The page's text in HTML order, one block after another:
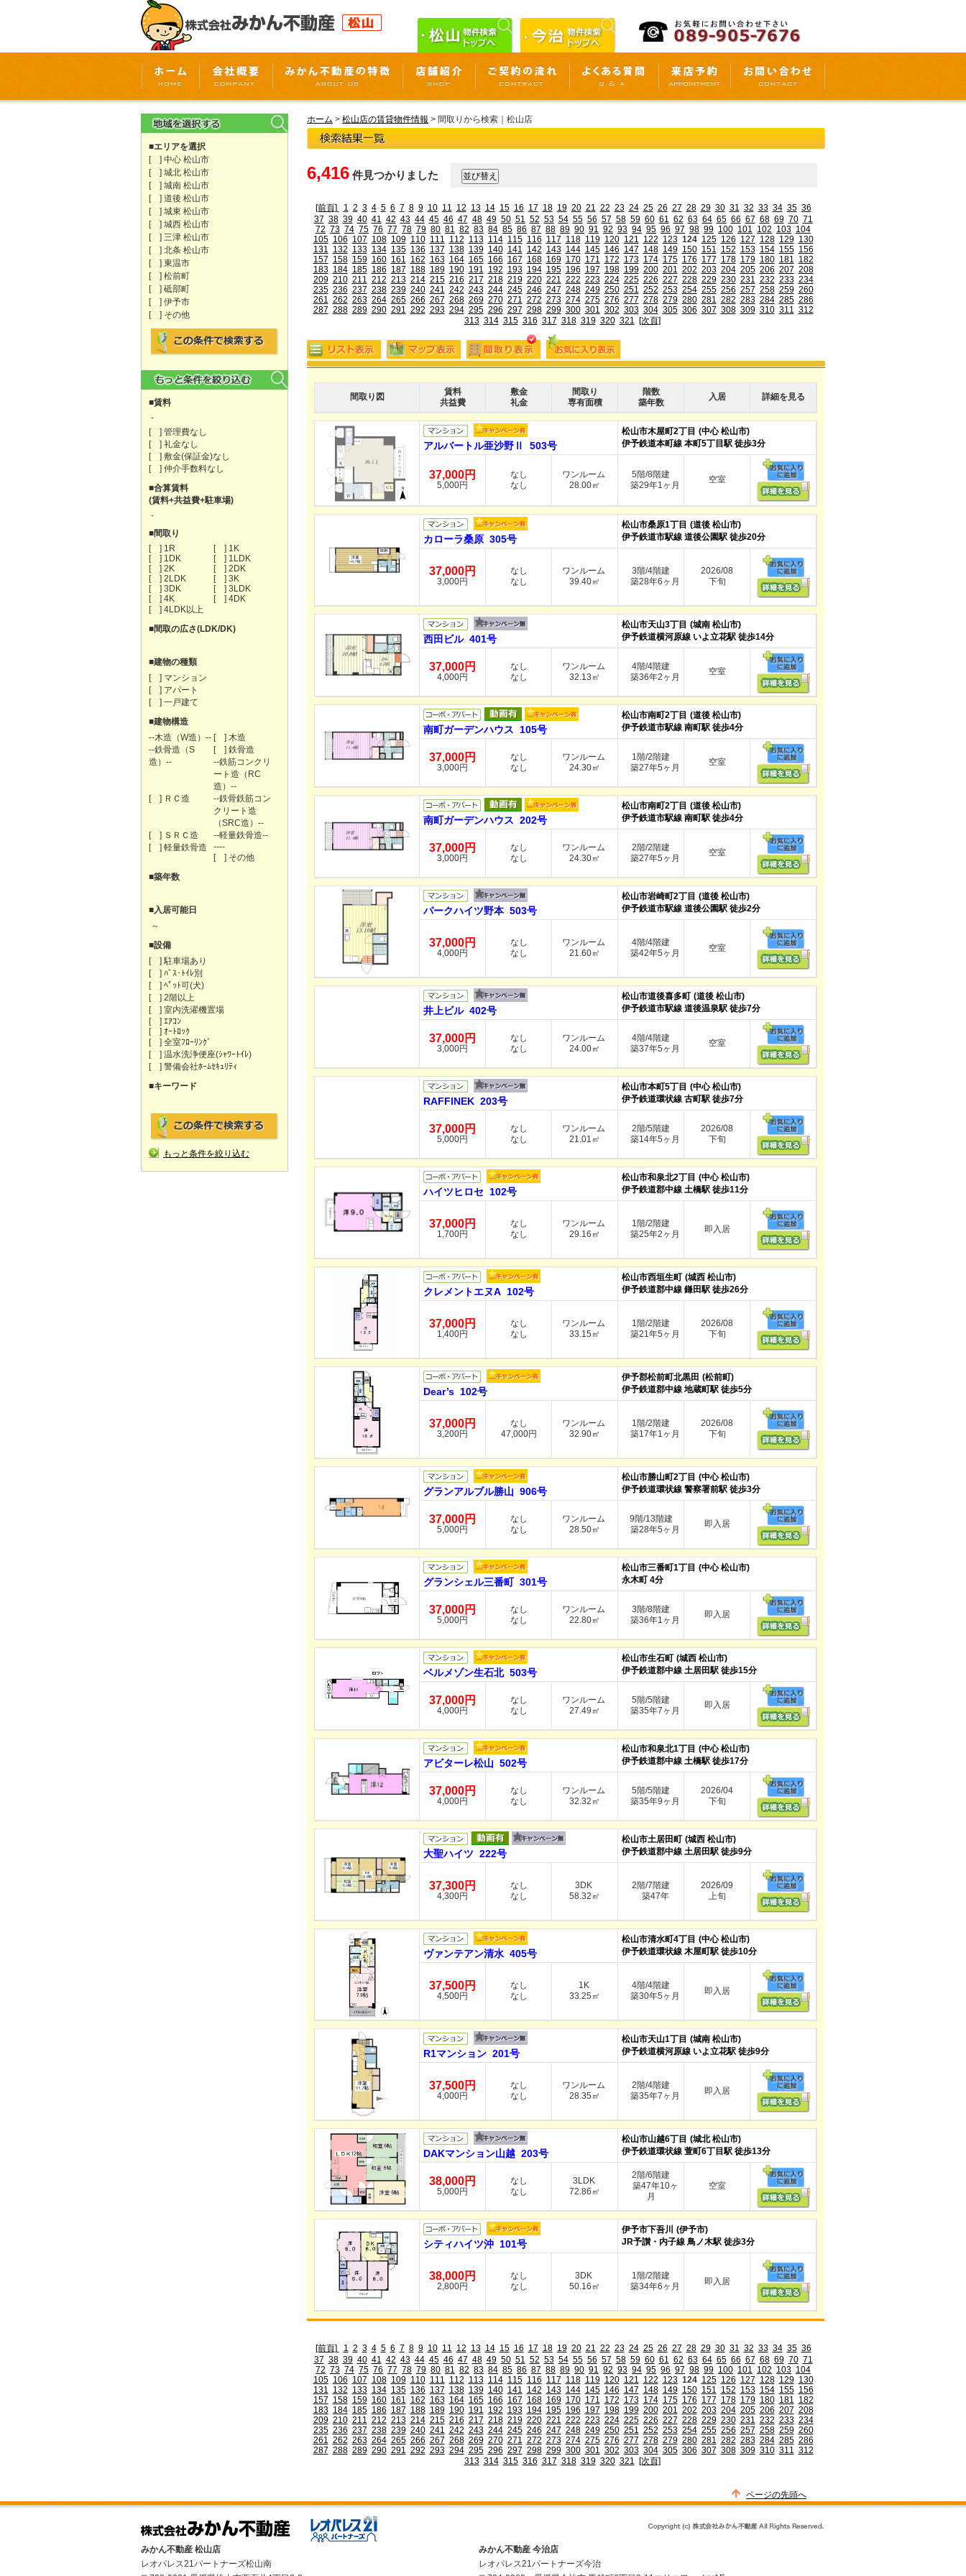
■エリアを選択
[ ] 中心 松山市
[ ] 城北 松山市
[ ] 城南 松山市
[ ] 道後 松山市
[ ] 城東 松山市
[ ] 城西 松山市
[ ] 三津 松山市
[ ] 北条 松山市
[ ] 東温市
[ ] 松前町
[ ] 砥部町
[ ] 伊予市
[ ] その他
■賃料
-
[ ] 管理費なし
[ ] 礼金なし
[ ] 敷金(保証金)なし
[ ] 仲介手数料なし
■合算賃料
(賃料+共益費+駐車場)
-
■間取り
[ ] 1R
[ ] 1K
[ ] 1DK
[ ] 1LDK
[ ] 2K
[ ] 2DK
[ ] 2LDK
[ ] 3K
[ ] 3DK
[ ] 3LDK
[ ] 4K
[ ] 4DK
[ ] 4LDK以上
■間取の広さ(LDK/DK)
■建物の種類
[ ] マンション
[ ] アパート
[ ] 一戸建て
■建物構造
--木造（W造）-- [ ] 木造
--鉄骨造（S
造）--
[ ] 鉄骨造
--鉄筋コンクリ
ート造（RC
造）--
[ ] ＲＣ造
--鉄骨鉄筋コン
クリート造
（SRC造）--
[ ] ＳＲＣ造
--軽量鉄骨造--
[ ] 軽量鉄骨造
----
[ ] その他
■築年数
■入居可能日
～
■設備
[ ] 駐車場あり
[ ] ﾊﾞｽ･ﾄｲﾚ別
[ ] ﾍﾟｯﾄ可(犬)
[ ] 2階以上
[ ] 室内洗濯機置場
[ ] ｴｱｺﾝ
[ ] ｵｰﾄﾛｯｸ
[ ] 全室ﾌﾛｰﾘﾝｸﾞ
[ ] 温水洗浄便座(ｼｬﾜｰﾄｲﾚ)
[ ] 警備会社ﾎｰﾑｾｷｭﾘﾃｨ
■キーワード
もっと条件を絞り込む
ホーム > 松山店の賃貸物件情報 > 間取りから検索｜松山店
6,416 件見つかりました
[前頁] 1 2 3 4 5 6 7 8 9 10 11 12 13 14 15 16 17 18 19 20 21 22 23 24 25 26 27 28 29 30 31 32 33 34 35 36
37 38 39 40 41 42 43 44 45 46 47 48 49 50 51 52 53 54 55 56 57 58 59 60 61 62 63 64 65 66 67 68 69 70 71
72 73 74 75 76 77 78 79 80 81 82 83 84 85 86 87 88 89 90 91 92 93 94 95 96 97 98 99 100 101 102 103 104
105 106 107 108 109 110 111 112 113 114 115 116 117 118 119 120 121 122 123 124 125 126 127 128 129 130
131 132 133 134 135 136 137 138 139 140 141 142 143 144 145 146 147 148 149 150 151 152 153 154 155 156
157 158 159 160 161 162 163 164 165 166 167 168 169 170 171 172 173 174 175 176 177 178 179 180 181 182
183 184 185 186 187 188 189 190 191 192 193 194 195 196 197 198 199 200 201 202 203 204 205 206 207 208
209 210 211 212 213 214 215 216 217 218 219 220 221 222 223 224 225 226 227 228 229 230 231 232 233 234
235 236 237 238 239 240 241 242 243 244 245 246 247 248 249 250 251 252 253 254 255 256 257 258 259 260
261 262 263 264 265 266 267 268 269 270 271 272 273 274 275 276 277 278 279 280 281 282 283 284 285 286
287 288 289 290 291 292 293 294 295 296 297 298 299 300 301 302 303 304 305 306 307 308 309 310 311 312
313 314 315 316 317 318 319 320 321 [次頁]
間取り図
賃料
共益費
敷金
礼金
間取り
専有面積
階数
築年数
入居 詳細を見る
アルバートル亜沙野Ⅱ 503号
松山市木屋町2丁目 (中心 松山市)
伊予鉄道本町線 本町5丁目駅 徒歩3分
37,000円
5,000円
なし
なし
ワンルーム
28.00㎡
5階/8階建
築29年1ヶ月
空室
カローラ桑原 305号
松山市桑原1丁目 (道後 松山市)
伊予鉄道市駅線 道後公園駅 徒歩20分
37,000円
3,000円
なし
なし
ワンルーム
39.40㎡
3階/4階建
築28年6ヶ月
2026/08
下旬
西田ビル 401号
松山市天山3丁目 (城南 松山市)
伊予鉄道横河原線 いよ立花駅 徒歩14分
37,000円
4,000円
なし
なし
ワンルーム
32.13㎡
4階/4階建
築36年2ヶ月
空室
南町ガーデンハウス 105号
松山市南町2丁目 (道後 松山市)
伊予鉄道市駅線 南町駅 徒歩4分
37,000円
3,000円
なし
なし
ワンルーム
24.30㎡
1階/2階建
築27年5ヶ月
空室
南町ガーデンハウス 202号
松山市南町2丁目 (道後 松山市)
伊予鉄道市駅線 南町駅 徒歩4分
37,000円
3,000円
なし
なし
ワンルーム
24.30㎡
2階/2階建
築27年5ヶ月
空室
パークハイツ野本 503号
松山市岩崎町2丁目 (道後 松山市)
伊予鉄道市駅線 道後公園駅 徒歩2分
37,000円
4,000円
なし
なし
ワンルーム
21.60㎡
4階/4階建
築42年5ヶ月
空室
井上ビル 402号
松山市道後喜多町 (道後 松山市)
伊予鉄道市駅線 道後温泉駅 徒歩7分
37,000円
3,000円
なし
なし
ワンルーム
24.00㎡
4階/4階建
築37年5ヶ月
空室
RAFFINEK 203号
松山市本町5丁目 (中心 松山市)
伊予鉄道環状線 古町駅 徒歩7分
37,000円
5,000円
なし
なし
ワンルーム
21.01㎡
2階/5階建
築14年5ヶ月
2026/08
下旬
ハイツヒロセ 102号
松山市和泉北2丁目 (中心 松山市)
伊予鉄道郡中線 土橋駅 徒歩11分
37,000円
1,700円
なし
なし
ワンルーム
29.16㎡
1階/2階建
築25年2ヶ月
即入居
クレメントエヌA 102号
松山市西垣生町 (城西 松山市)
伊予鉄道郡中線 鎌田駅 徒歩26分
37,000円
1,400円
なし
なし
ワンルーム
33.15㎡
1階/2階建
築21年5ヶ月
2026/08
下旬
Dear’s 102号
伊予郡松前町北黒田 (松前町)
伊予鉄道郡中線 地蔵町駅 徒歩5分
37,000円
3,200円
なし
47,000円
ワンルーム
32.90㎡
1階/2階建
築17年1ヶ月
2026/08
下旬
グランアルブル勝山 906号
松山市勝山町2丁目 (中心 松山市)
伊予鉄道環状線 警察署前駅 徒歩3分
37,000円
5,000円
なし
なし
ワンルーム
28.50㎡
9階/13階建
築28年5ヶ月
即入居
グランシェル三番町 301号
松山市三番町1丁目 (中心 松山市)
永木町 4分
37,000円
5,000円
なし
なし
ワンルーム
22.80㎡
3階/8階建
築36年1ヶ月
即入居
ベルメゾン生石北 503号
松山市生石町 (城西 松山市)
伊予鉄道郡中線 土居田駅 徒歩15分
37,000円
4,000円
なし
なし
ワンルーム
27.49㎡
5階/5階建
築35年7ヶ月
即入居
アビターレ松山 502号
松山市和泉北1丁目 (中心 松山市)
伊予鉄道郡中線 土橋駅 徒歩17分
37,000円
4,000円
なし
なし
ワンルーム
32.32㎡
5階/5階建
築35年9ヶ月
2026/04
下旬
大聖ハイツ 222号
松山市土居田町 (城西 松山市)
伊予鉄道郡中線 土居田駅 徒歩9分
37,300円
4,300円
なし
なし
3DK
58.32㎡
2階/7階建
築47年
2026/09
上旬
ヴァンテアン清水 405号
松山市清水町4丁目 (中心 松山市)
伊予鉄道環状線 木屋町駅 徒歩10分
37,500円
4,500円
なし
なし
1K
33.25㎡
4階/4階建
築30年5ヶ月
即入居
R1マンション 201号
松山市天山1丁目 (城南 松山市)
伊予鉄道横河原線 いよ立花駅 徒歩9分
37,500円
4,000円
なし
なし
ワンルーム
28.35㎡
2階/4階建
築35年7ヶ月
即入居
DAKマンション山越 203号
松山市山越6丁目 (城北 松山市)
伊予鉄道環状線 萱町6丁目駅 徒歩13分
38,000円
5,000円
なし
なし
3LDK
72.86㎡
2階/6階建
築47年10ヶ
月
空室
シティハイツ沖 101号
伊予市下吾川 (伊予市)
JR予讃・内子線 鳥ノ木駅 徒歩3分
38,000円
2,800円
なし
なし
3DK
50.16㎡
1階/2階建
築34年6ヶ月
即入居
[前頁] 1 2 3 4 5 6 7 8 9 10 11 12 13 14 15 16 17 18 19 20 21 22 23 24 25 26 27 28 29 30 31 32 33 34 35 36
37 38 39 40 41 42 43 44 45 46 47 48 49 50 51 52 53 54 55 56 57 58 59 60 61 62 63 64 65 66 67 68 69 70 71
72 73 74 75 76 77 78 79 80 81 82 83 84 85 86 87 88 89 90 91 92 93 94 95 96 97 98 99 100 101 102 103 104
105 106 107 108 109 110 111 112 113 114 115 116 117 118 119 120 121 122 123 124 125 126 127 128 129 130
131 132 133 134 135 136 137 138 139 140 141 142 143 144 145 146 147 148 149 150 151 152 153 154 155 156
157 158 159 160 161 162 163 164 165 166 167 168 169 170 171 172 173 174 175 176 177 178 179 180 181 182
183 184 185 186 187 188 189 190 191 192 193 194 195 196 197 198 199 200 201 202 203 204 205 206 207 208
209 210 211 212 213 214 215 216 217 218 219 220 221 222 223 224 225 226 227 228 229 230 231 232 233 234
235 236 237 238 239 240 241 242 243 244 245 246 247 248 249 250 251 252 253 254 255 256 257 258 259 260
261 262 263 264 265 266 267 268 269 270 271 272 273 274 275 276 277 278 279 280 281 282 283 284 285 286
287 288 289 290 291 292 293 294 295 296 297 298 299 300 301 302 303 304 305 306 307 308 309 310 311 312
313 314 315 316 317 318 319 320 321 [次頁]
ページの先頭へ
みかん不動産 松山店
レオパレス21パートナーズ松山南
みかん不動産 今治店
レオパレス21パートナーズ今治